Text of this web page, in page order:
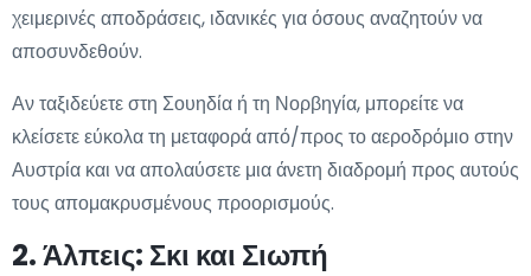
χειμερινές αποδράσεις, ιδανικές για όσους αναζητούν να
αποσυνδεθούν.
Αν ταξιδεύετε στη Σουηδία ή τη Νορβηγία, μπορείτε να
κλείσετε εύκολα τη μεταφορά από/προς το αεροδρόμιο στην
Αυστρία και να απολαύσετε μια άνετη διαδρομή προς αυτούς
τους απομακρυσμένους προορισμούς.
2. Άλπεις: Σκι και Σιωπή